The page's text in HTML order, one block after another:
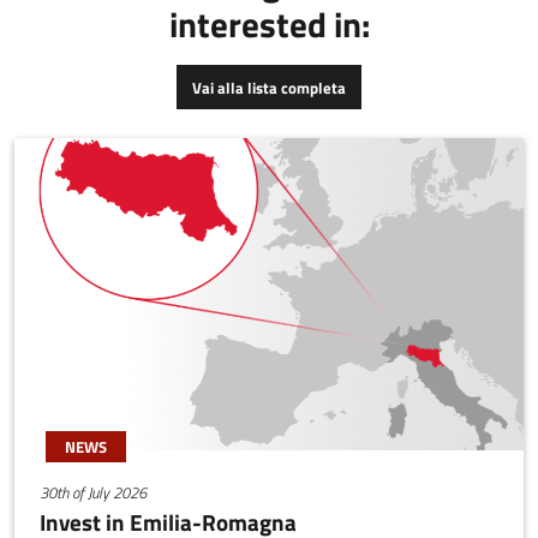
personalizzato per la cura
delle ferite cutanee,
realizzato a partire dal
sangue del paziente. La
tempi di guarigione, senza
cicatrici.Il patch può
essere realizzato con
Ematik Ready, un kit
manuale o Ematik Lab, un
sistema completamente
automatizzato che ne
standardizza il processo.
basati su cento anni di
ricerche neuroscientifiche,
Vibre monitora
l’affaticamento mentale,
l’attenzione, la sonnolenza
e lo stress del personale
durante qualsiasi
processo produttivo in
azienda consentendo di
individuare eventuali
errori e incidenti.
interested in:
Vai alla lista completa
NEWS
30th of July 2026
Invest in Emilia-Romagna